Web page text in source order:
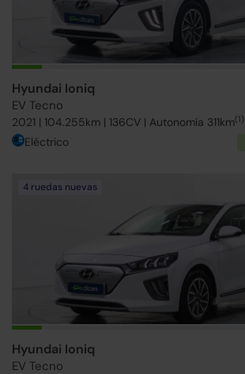
Hyundai Ioniq
EV Tecno
2021 | 104.255km | 136CV | Autonomía 311km(1)
Eléctrico
4 ruedas nuevas
Hyundai Ioniq
EV Tecno